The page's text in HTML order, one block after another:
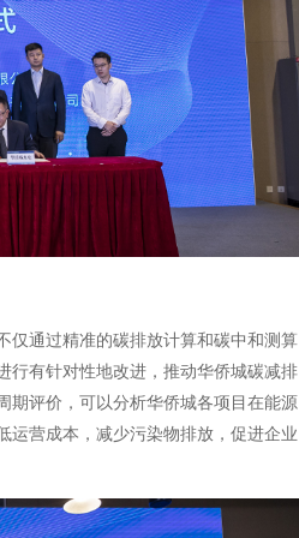
仅通过精准的碳排放计算和碳中和测算
行有针对性地改进，推动华侨城碳减排
期评价，可以分析华侨城各项目在能源
运营成本，减少污染物排放，促进企业